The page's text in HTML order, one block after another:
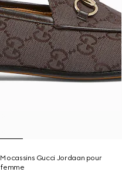
Mocassins Gucci Jordaan pour
femme